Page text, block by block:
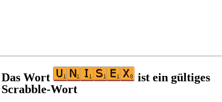
Das Wort
ist ein gültiges
Scrabble-Wort